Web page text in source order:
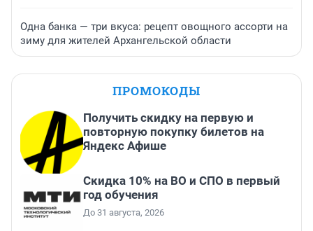
Одна банка — три вкуса: рецепт овощного ассорти на
зиму для жителей Архангельской области
ПРОМОКОДЫ
Получить скидку на первую и
повторную покупку билетов на
Яндекс Афише
Скидка 10% на ВО и СПО в первый
год обучения
До 31 августа, 2026